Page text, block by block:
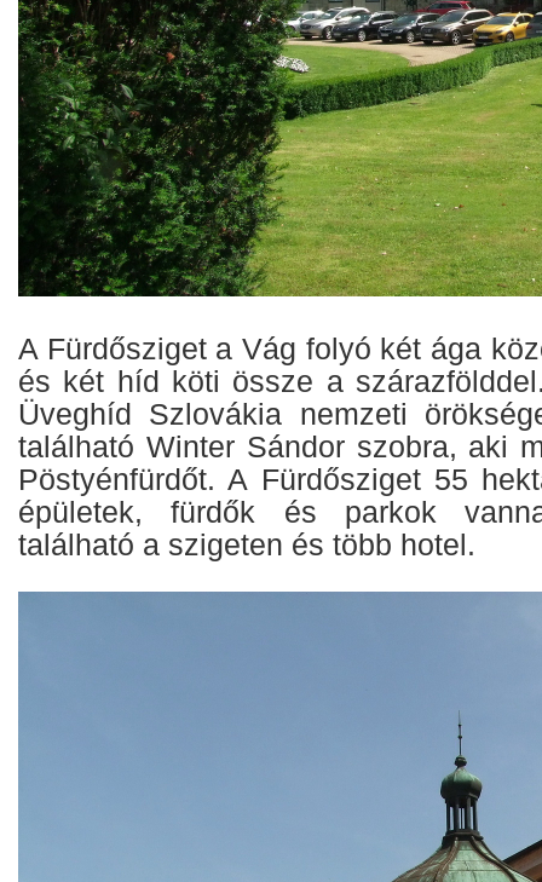
A Fürdősziget a Vág folyó két ága
és két híd köti össze a
Üveghíd Szlovákia nemzeti
található Winter Sándor szobra, aki
Pöstyénfürdőt. A Fürdősziget 55
épületek, fürdők és parkok
található a szigeten és több hotel.